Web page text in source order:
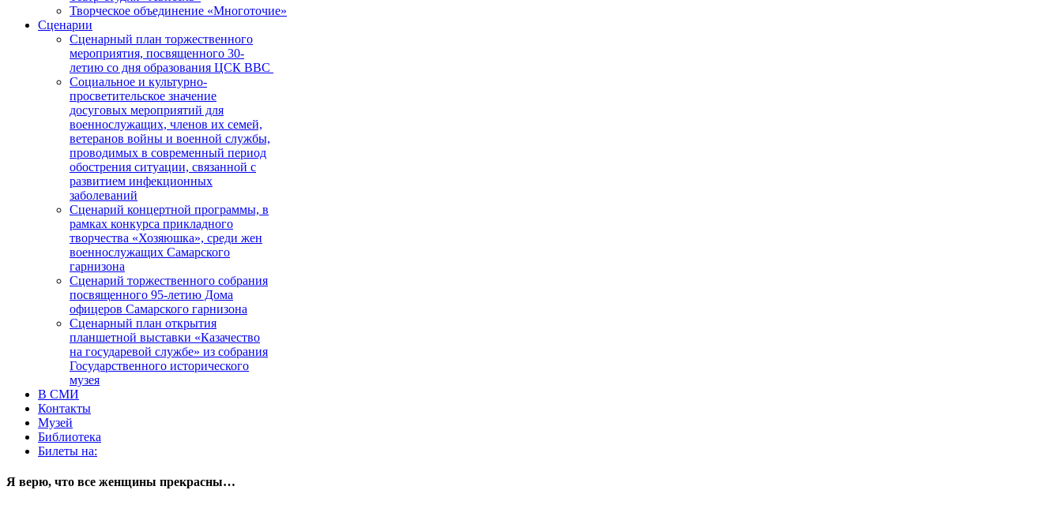
Творческое объединение «Многоточие»
Сценарии
Сценарный план торжественного
мероприятия, посвященного 30-
летию со дня образования ЦСК ВВС
Социальное и культурно-
просветительское значение
досуговых мероприятий для
военнослужащих, членов их семей,
ветеранов войны и военной службы,
проводимых в современный период
обострения ситуации, связанной с
развитием инфекционных
заболеваний
Сценарий концертной программы, в
рамках конкурса прикладного
творчества «Хозяюшка», среди жен
военнослужащих Самарского
гарнизона
Сценарий торжественного собрания
посвященного 95-летию Дома
офицеров Самарского гарнизона
Сценарный план открытия
планшетной выставки «Казачество
на государевой службе» из собрания
Государственного исторического
музея
В СМИ
Контакты
Музей
Библиотека
Билеты на:
Я верю, что все женщины прекрасны…